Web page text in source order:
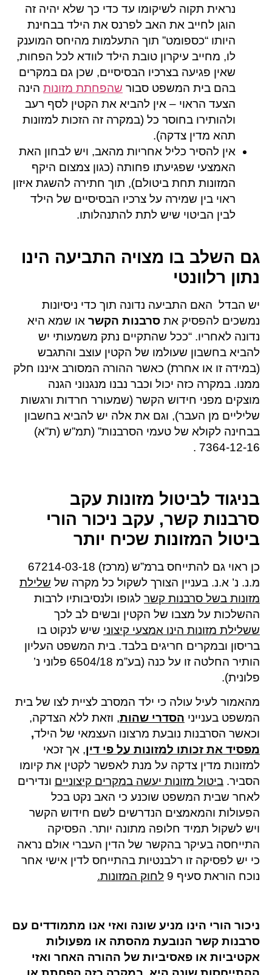
נראית תקוה לשיקומו עד כדי כך שלא יהיה זה
הוגן לחייב את האב לפרנס את הילד בבחינת
היותו “כספומט” תוך התעלמות מהיחס המוענק
לו, מחייב עיקרון טובת הילד לוודא לכל הפחות,
שאין פגיעה בצרכיו הבסיסיים, שכן גם במקרים
בהם בית המשפט סבור שהפחתת מזונות הינה
הצעד הראוי – אין להביא את הקטין לסף רעב
ולהותירו בחוסר כל (במקרה זה הזכות למזונות
תהא מדין צדקה).
אין להסיר כליל אחריות מהאב, ויש לבחון האת
האמצעי שפגיעתו פחותה (כגון צמצום היקף
המזונות תחת ביטולם), תוך חתירה להשגת איזון
ראוי בין שמירה על צרכיו הבסיסיים של הילד
לבין הביטוי שיש לתת להתנהלותו.
גם השלב בו מצויה התביעה הינו
נתון רלוונטי
יש הבדל האם התביעה נדונה תוך כדי ניסיונות
נמשכים להפסיק את סרבנות הקשר או שמא היא
נדונה לאחריו. “ככל שהתקיים נתק משמעותי יש
להביא בחשבון שעולמו של הקטין עוצב והתגבש
(במידה זו או אחרת) כאשר ההורה המסורב איננו חלק
ממנו. במקרה כזה יכול וכבר נבנו מנגנוני הגנה
מוצקים מפני חידוש הקשר (שמעורר חרדות ורגשות
שליליים מן העבר), וגם את אלה יש להביא בחשבון
בבחינה לקולא של טעמי הסרבנות” (תמ”ש (ת”א)
7364-12-16 .
בניגוד לביטול מזונות עקב
סרבנות קשר, עקב ניכור הורי
ביטול המזונות שכיח יותר
כן ראוי גם להתייחס ברמ”ש (מרכז) 67214-03-18
מ.נ. נ’ א.נ. בעניין הצורך לשקול כל מקרה של שלילת
מזונות בשל סרבנות קשר לגופו ולנסיבותיו לרבות
ההשלכות על מצבו של הקטין ובשים לב לכך
ששלילת מזונות הינו אמצעי קיצוני שיש לנקוט בו
בריסון ובמקרים חריגים בלבד. בית המשפט העליון
הותיר החלטה זו על כנה (בע”מ 6504/18 פלוני נ’
פלונית).
מהאמור לעיל עולה כי ילד המסרב לציית לצו של בית
המשפט בענייני הסדרי שהות, וזאת ללא הצדקה,
וכאשר הסרבנות נובעת מרצונו העצמאי של הילד,
מפסיד את זכותו למזונות על פי דין, אך זכאי
למזונות מדין צדקה על מנת לאפשר לקטין את קיומו
הסביר. ביטול מזונות יעשה במקרים קיצוניים ונדירים
לאחר שבית המשפט שוכנע כי האב נקט בכל
הפעולות והמאמצים הנדרשים לשם חידוש הקשר
ויש לשקול תמיד חלופה מתונה יותר. הפסיקה
התייחסה בעיקר בהקשר של הדין העברי אולם נראה
כי יש לפסיקה זו רלבנטיות בהתייחס לדין אישי אחר
נוכח הוראת סעיף 9
לחוק המזונות.
ניכור הורי הינו מניע שונה ואזי אנו מתמודדים עם
סרבנות קשר הנובעת מהסתה או מפעולות
אקטיביות או פאסיביות של ההורה האחר ואזי